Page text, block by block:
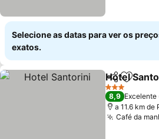
Selecione as datas para ver os
exatos.
Partilhar
Hotel
3 Estrelas
8,9 Excelente
a 11.6 km de
Café da